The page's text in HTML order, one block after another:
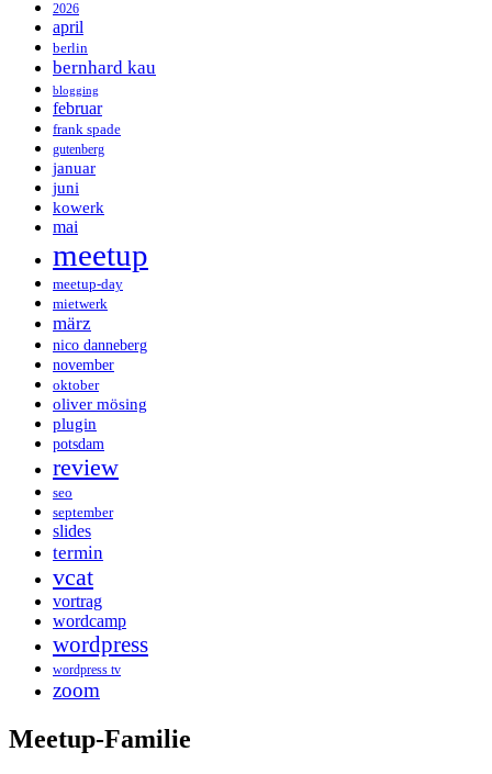
2026
april
berlin
bernhard kau
blogging
februar
frank spade
gutenberg
januar
juni
kowerk
mai
meetup
meetup-day
mietwerk
märz
nico danneberg
november
oktober
oliver mösing
plugin
potsdam
review
seo
september
slides
termin
vcat
vortrag
wordcamp
wordpress
wordpress tv
zoom
Meetup-Familie